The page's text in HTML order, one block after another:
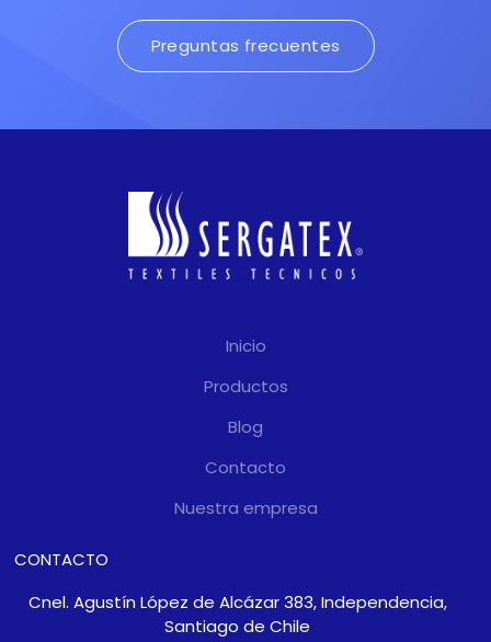
Preguntas frecuentes
Inicio
Productos
Blog
Contacto
Nuestra empresa
CONTACTO
Cnel. Agustín López de Alcázar 383, Independencia,
Santiago de Chile